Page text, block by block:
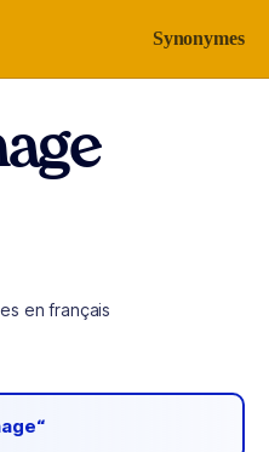
Synonymes
en français